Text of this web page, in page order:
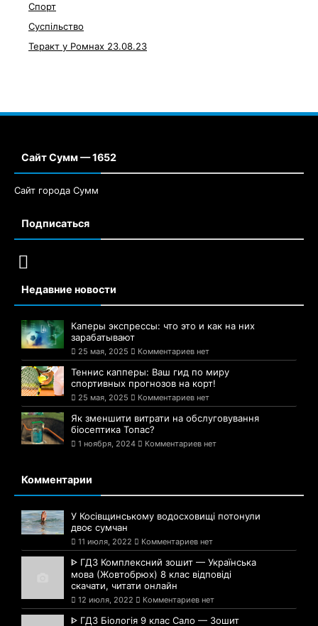
Спорт
Суспільство
Теракт у Ромнах 23.08.23
Сайт Сумм — 1652
Сайт города Сумм
Подписаться
Недавние новости
Каперы экспрессы: что это и как на них
зарабатывают
25 мая, 2025 Комментариев нет
Теннис капперы: Ваш гид по миру
спортивных прогнозов на корт!
25 мая, 2025 Комментариев нет
Як зменшити витрати на обслуговування
біосептика Топас?
1 ноября, 2024 Комментариев нет
Комментарии
У Косівщинському водосховищі потонули
двоє сумчан
11 июля, 2022 Комментариев нет
ᐈ ГДЗ Комплексний зошит — Українська
мова (Жовтобрюх) 8 клас відповіді
скачати, читати онлайн
12 июля, 2022 Комментариев нет
ᐈ ГДЗ Біологія 9 клас Сало — Зошит